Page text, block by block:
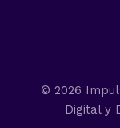
© 2026
Digital y